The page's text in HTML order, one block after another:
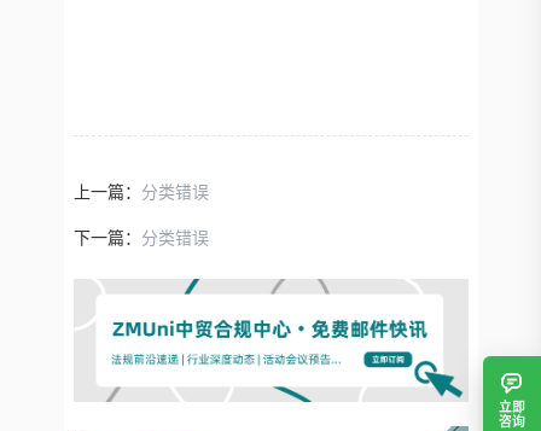
上一篇： 分类错误
下一篇： 分类错误
立即
咨询